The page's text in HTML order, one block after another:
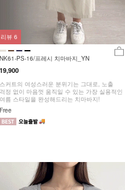
NK61-PS-16/프레시 치마바지_YN
19,900
스커트의 여성스러운 분위기는 그대로, 노출
걱정 없이 마음껏 움직일 수 있는 가장 실용적인
여름 스타일을 완성해드리는 치마바지!
Free
리뷰 6